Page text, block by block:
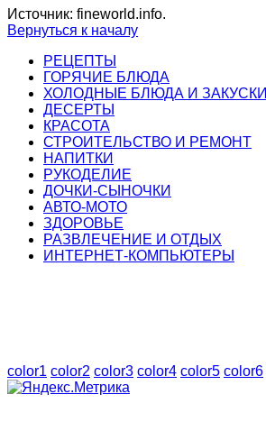
Источник: fineworld.info.
Вернуться к началу
РЕЦЕПТЫ
ГОРЯЧИЕ БЛЮДА
ХОЛОДНЫЕ БЛЮДА И ЗАКУСКИ
ДЕСЕРТЫ
КРАСОТА
СТРОИТЕЛЬСТВО И РЕМОНТ
НАПИТКИ
РУКОДЕЛИЕ
ДОЧКИ-СЫНОЧКИ
АВТО-МОТО
ЗДОРОВЬЕ
РАЗВЛЕЧЕНИЕ И ОТДЫХ
ИНТЕРНЕТ-КОМПЬЮТЕРЫ
color1 color2 color3 color4 color5 color6